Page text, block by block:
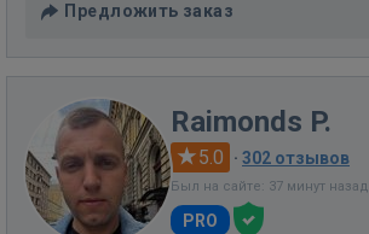
Предложить заказ
Raimonds P.
5.0 · 302 отзывов
Был на сайте: 37 минут назад
PRO